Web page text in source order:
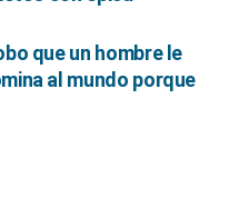
que un hombre le
al mundo porque